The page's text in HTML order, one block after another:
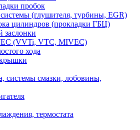
пробок
(глушителя, турбины, EGR)
цилиндров (прокладки ГБЦ)
заслонки
(VVTi, VTC, MIVEC)
хода
системы смазки, лобовины,
термостата